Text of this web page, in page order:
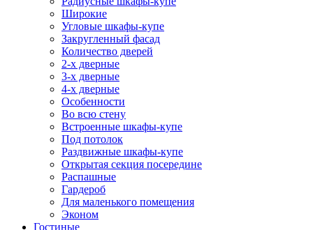
Широкие
Угловые шкафы-купе
Закругленный фасад
Количество дверей
2-х дверные
3-х дверные
4-х дверные
Особенности
Во всю стену
Встроенные шкафы-купе
Под потолок
Раздвижные шкафы-купе
Открытая секция посередине
Распашные
Гардероб
Для маленького помещения
Эконом
Гостиные